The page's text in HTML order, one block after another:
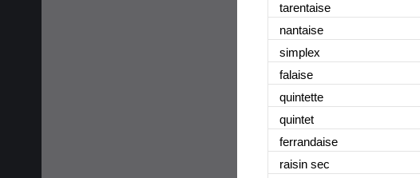
tarentaise
nantaise
simplex
falaise
quintette
quintet
ferrandaise
raisin sec